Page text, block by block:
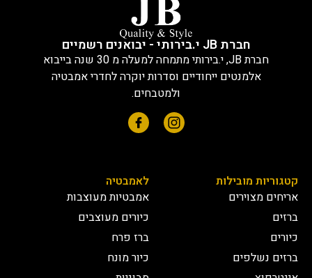
חברת JB י.בירותי - יבואנים רשמיים
חברת JB, י.בירותי מתמחה למעלה מ 30 שנה בייבוא
אלמנטים ייחודיים וסדרות יוקרה לחדרי אמבטיה
ולמטבחים.
קטגוריות מובילות
אריחים מצוירים
ברזים
כיורים
ברזים נשלפים
לאמבטיה
אמבטיות מעוצבות
כיורים מעוצבים
ברז פרח
כיור מונח